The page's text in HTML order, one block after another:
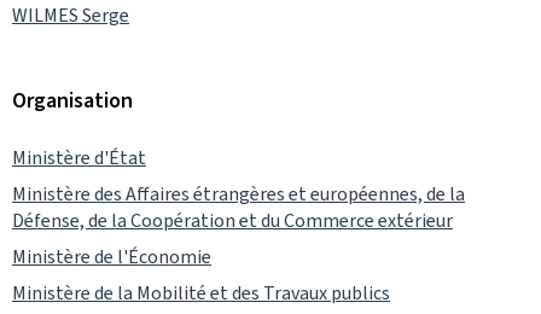
WILMES Serge
Organisation
Ministère d'État
Ministère des Affaires étrangères et européennes, de la
Défense, de la Coopération et du Commerce extérieur
Ministère de l'Économie
Ministère de la Mobilité et des Travaux publics